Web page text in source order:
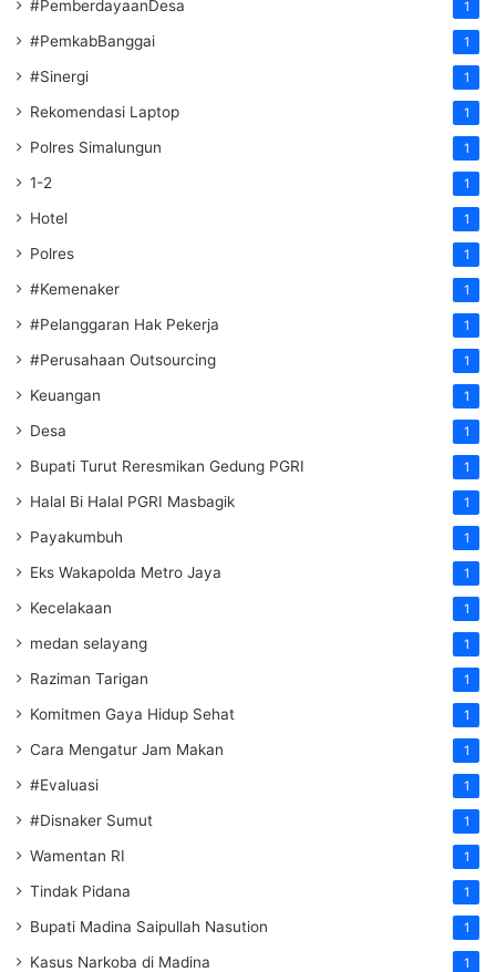
#PemberdayaanDesa 1
#PemkabBanggai 1
#Sinergi 1
Rekomendasi Laptop 1
Polres Simalungun 1
1-2 1
Hotel 1
Polres 1
#Kemenaker 1
#Pelanggaran Hak Pekerja 1
#Perusahaan Outsourcing 1
Keuangan 1
Desa 1
Bupati Turut Reresmikan Gedung PGRI 1
Halal Bi Halal PGRI Masbagik 1
Payakumbuh 1
Eks Wakapolda Metro Jaya 1
Kecelakaan 1
medan selayang 1
Raziman Tarigan 1
Komitmen Gaya Hidup Sehat 1
Cara Mengatur Jam Makan 1
#Evaluasi 1
#Disnaker Sumut 1
Wamentan RI 1
Tindak Pidana 1
Bupati Madina Saipullah Nasution 1
Kasus Narkoba di Madina 1